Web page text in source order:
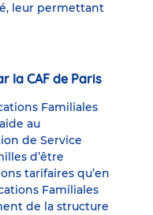
leur permettant
la CAF de Paris
Familiales
au
de Service
d’être
tarifaires qu’en
Familiales
de la structure